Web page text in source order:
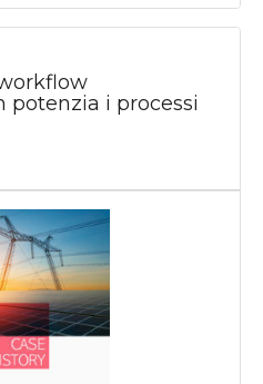
potenzia i processi